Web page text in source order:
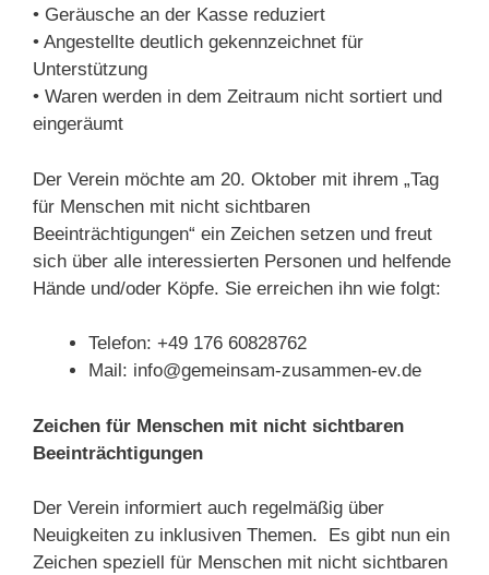
• Geräusche an der Kasse reduziert
• Angestellte deutlich gekennzeichnet für
Unterstützung
• Waren werden in dem Zeitraum nicht sortiert und
eingeräumt
Der Verein möchte am 20. Oktober mit ihrem „Tag
für Menschen mit nicht sichtbaren
Beeinträchtigungen“ ein Zeichen setzen und freut
sich über alle interessierten Personen und helfende
Hände und/oder Köpfe. Sie erreichen ihn wie folgt:
Telefon: +49 176 60828762
Mail: info@gemeinsam-zusammen-ev.de
Zeichen für Menschen mit nicht sichtbaren
Beeinträchtigungen
Der Verein informiert auch regelmäßig über
Neuigkeiten zu inklusiven Themen. Es gibt nun ein
Zeichen speziell für Menschen mit nicht sichtbaren